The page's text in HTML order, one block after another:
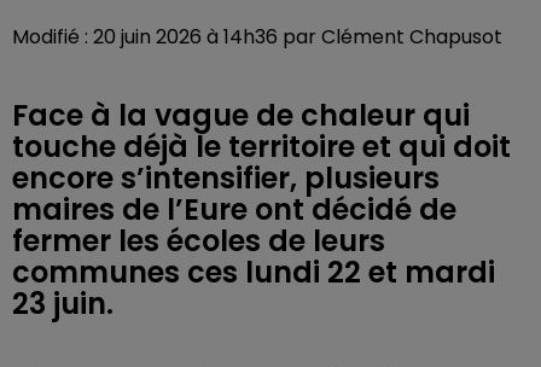
Modifié : 20 juin 2026 à 14h36 par Clément Chapusot
Face à la vague de chaleur qui
touche déjà le territoire et qui doit
encore s’intensifier, plusieurs
maires de l’Eure ont décidé de
fermer les écoles de leurs
communes ces lundi 22 et mardi
23 juin.